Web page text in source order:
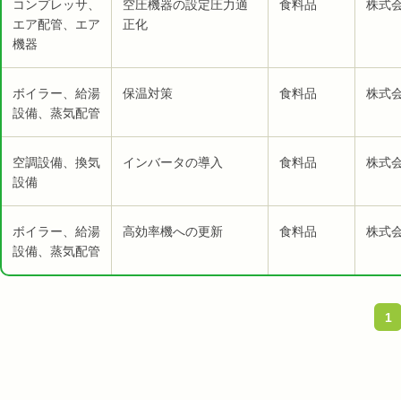
コンプレッサ、
エア配管、エア
機器
空圧機器の設定圧力適
正化
食料品 株式
ボイラー、給湯
設備、蒸気配管
保温対策 食料品 株式
空調設備、換気
設備
インバータの導入 食料品 株式
ボイラー、給湯
設備、蒸気配管
高効率機への更新 食料品 株式
1